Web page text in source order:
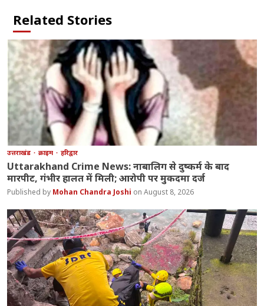
Related Stories
उत्तराखंड क्राइम हरिद्वार
Uttarakhand Crime News: नाबालिग से दुष्कर्म के बाद
मारपीट, गंभीर हालत में मिली; आरोपी पर मुकदमा दर्ज
Mohan Chandra Joshi August 8, 2026